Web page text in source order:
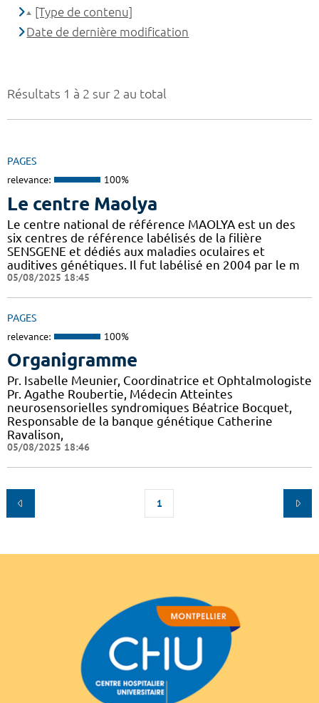
Résultats 1 à 2 sur 2 au total
PAGES
relevance: 100%
Le centre Maolya
Le centre national de référence MAOLYA est un des
six centres de référence labélisés de la filière
SENSGENE et dédiés aux maladies oculaires et
auditives génétiques. Il fut labélisé en 2004 par le m
05/08/2025 18:45
PAGES
relevance: 100%
Organigramme
Pr. Isabelle Meunier, Coordinatrice et Ophtalmologiste
Pr. Agathe Roubertie, Médecin Atteintes
neurosensorielles syndromiques Béatrice Bocquet,
Responsable de la banque génétique Catherine
Ravalison,
05/08/2025 18:46
1
[Type de contenu]
Date de dernière modification